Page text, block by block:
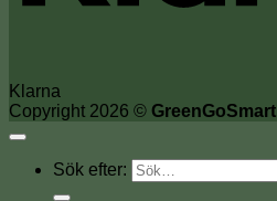
Klarna
Copyright 2026 © GreenGoSmart
Sök efter: